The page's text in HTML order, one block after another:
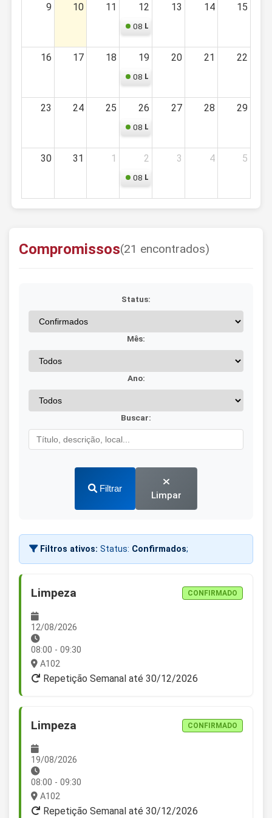
9 10 11 12
08
13 14 15
16 17 18 19
08
20 21 22
23 24 25 26
08
27 28 29
30 31 1 2
08
3 4 5
Compromissos(21 encontrados)
Status:
Mês:
Ano:
Buscar:
Filtrar
Limpar
Filtros ativos: Status: Confirmados;
Limpeza CONFIRMADO
12/08/2026
08:00 - 09:30
A102
Repetição Semanal até 30/12/2026
Limpeza CONFIRMADO
19/08/2026
08:00 - 09:30
A102
Repetição Semanal até 30/12/2026